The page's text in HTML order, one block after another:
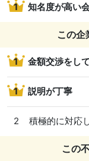
1 知名度が高い
この企
1 金額交渉をし
1 説明が丁寧
2 積極的に対応
この